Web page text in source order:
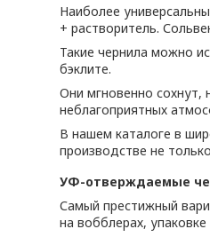
Наиболее
+ растворитель.
Такие чернила можно
бэклите.
Они мгновенно сохнут,
неблагоприятных
В нашем каталоге в
производстве не
УФ-отверждаемые
Самый престижный
на вобблерах,